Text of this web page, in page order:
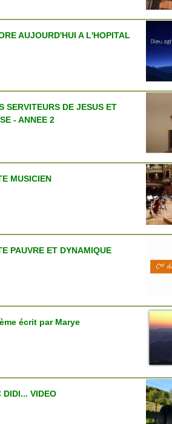
AUJOURD'HUI A L'HOPITAL
SERVITEURS DE JESUS ET
- ANNEE 2
MUSICIEN
PAUVRE ET DYNAMIQUE
écrit par Marye
DIDI... VIDEO